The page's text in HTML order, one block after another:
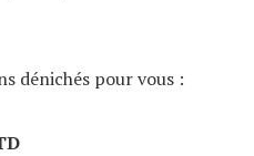
dénichés pour vous :